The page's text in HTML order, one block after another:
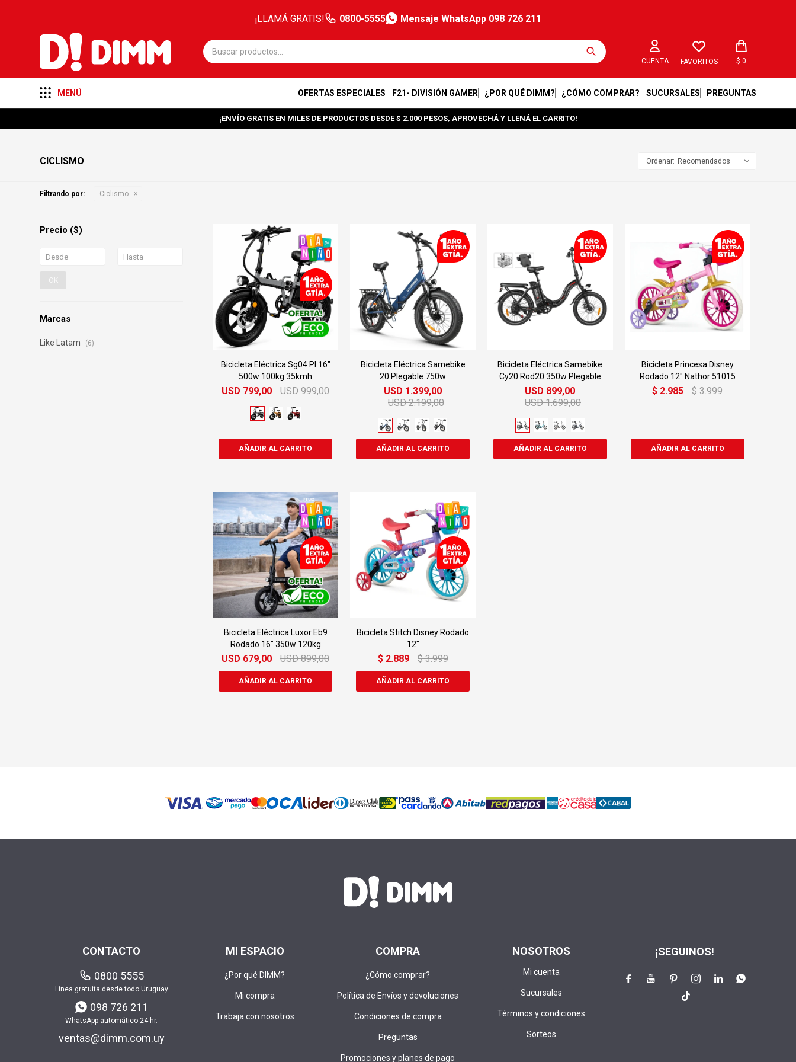
¡LLAMÁ GRATIS! 0800-5555 Mensaje WhatsApp 098 726 211
MENÚ OFERTAS ESPECIALES F21- DIVISIÓN GAMER ¿POR QUÉ DIMM? ¿CÓMO COMPRAR? SUCURSALES PREGUNTAS
FAVORITOS $ 0
¡ENVÍO GRATIS EN MILES DE PRODUCTOS DESDE $ 2.000 PESOS, APROVECHÁ Y LLENÁ EL CARRITO!
CICLISMO Recomendados
Filtrando por: Ciclismo
Marcas
Like Latam (6)
Precio ($)
OK
Bicicleta Eléctrica Sg04 Pl 16"
500w 100kg 35kmh
USD 799,00 USD 999,00
Bicicleta Eléctrica Samebike
20 Plegable 750w
USD 1.399,00
USD 2.199,00
Bicicleta Eléctrica Samebike
Cy20 Rod20 350w Plegable
USD 899,00
USD 1.699,00
Bicicleta Princesa Disney
Rodado 12" Nathor 51015
$ 2.985 $ 3.999
Bicicleta Eléctrica Luxor Eb9
Rodado 16" 350w 120kg
USD 679,00 USD 899,00
Bicicleta Stitch Disney Rodado
12"
$ 2.889 $ 3.999
MI ESPACIO
¿Por qué DIMM?
Mi compra
Trabaja con nosotros
COMPRA
¿Cómo comprar?
Política de Envíos y devoluciones
Condiciones de compra
Preguntas
Promociones y planes de pago
NOSOTROS
Mi cuenta
Sucursales
Términos y condiciones
Sorteos
CONTACTO
0800 5555
Línea gratuita desde todo Uruguay
098 726 211
WhatsApp automático 24 hr.
ventas@dimm.com.uy
¡SEGUINOS!
    

